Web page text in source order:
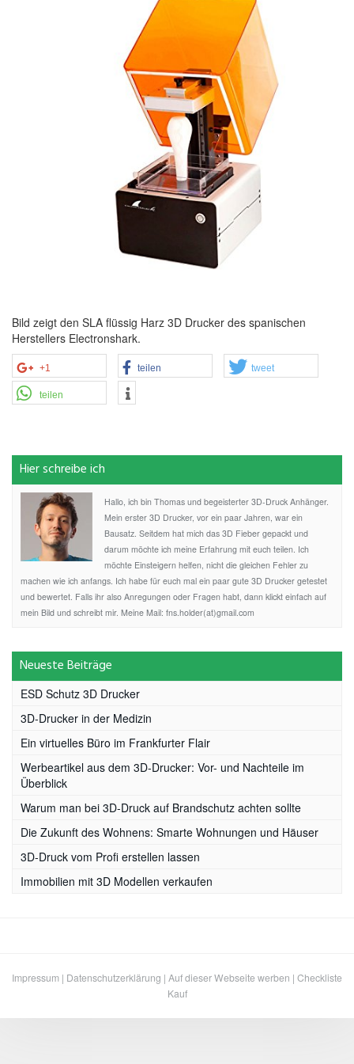
Bild zeigt den SLA flüssig Harz 3D Drucker des spanischen
Herstellers Electronshark.
+1 teilen tweet
teilen
Hier schreibe ich
Hallo, ich bin Thomas und begeisterter 3D-Druck Anhänger.
Mein erster 3D Drucker, vor ein paar Jahren, war ein
Bausatz. Seitdem hat mich das 3D Fieber gepackt und
darum möchte ich meine Erfahrung mit euch teilen. Ich
möchte Einsteigern helfen, nicht die gleichen Fehler zu
machen wie ich anfangs. Ich habe für euch mal ein paar gute 3D Drucker getestet
und bewertet. Falls ihr also Anregungen oder Fragen habt, dann klickt einfach auf
mein Bild und schreibt mir. Meine Mail: fns.holder(at)gmail.com
Neueste Beiträge
ESD Schutz 3D Drucker
3D-Drucker in der Medizin
Ein virtuelles Büro im Frankfurter Flair
Werbeartikel aus dem 3D-Drucker: Vor- und Nachteile im
Überblick
Warum man bei 3D-Druck auf Brandschutz achten sollte
Die Zukunft des Wohnens: Smarte Wohnungen und Häuser
3D-Druck vom Profi erstellen lassen
Immobilien mit 3D Modellen verkaufen
Impressum | Datenschutzerklärung | Auf dieser Webseite werben | Checkliste
Kauf